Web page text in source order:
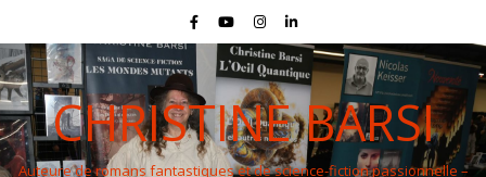
CHRISTINE BARSI
Auteure de romans fantastiques et de science-fiction passionnelle –